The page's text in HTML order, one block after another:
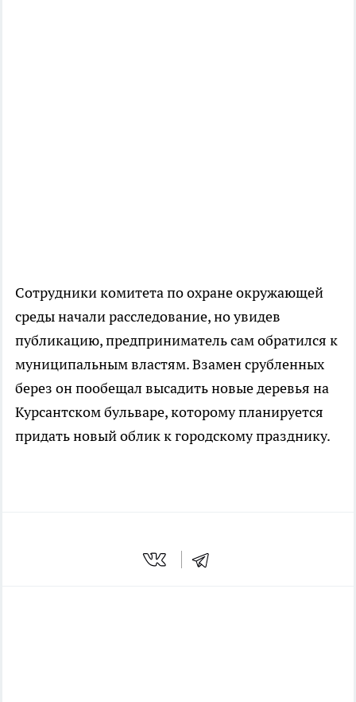
Сотрудники комитета по охране окружающей
среды начали расследование, но увидев
публикацию, предприниматель сам обратился к
муниципальным властям. Взамен срубленных
берез он пообещал высадить новые деревья на
Курсантском бульваре, которому планируется
придать новый облик к городскому празднику.